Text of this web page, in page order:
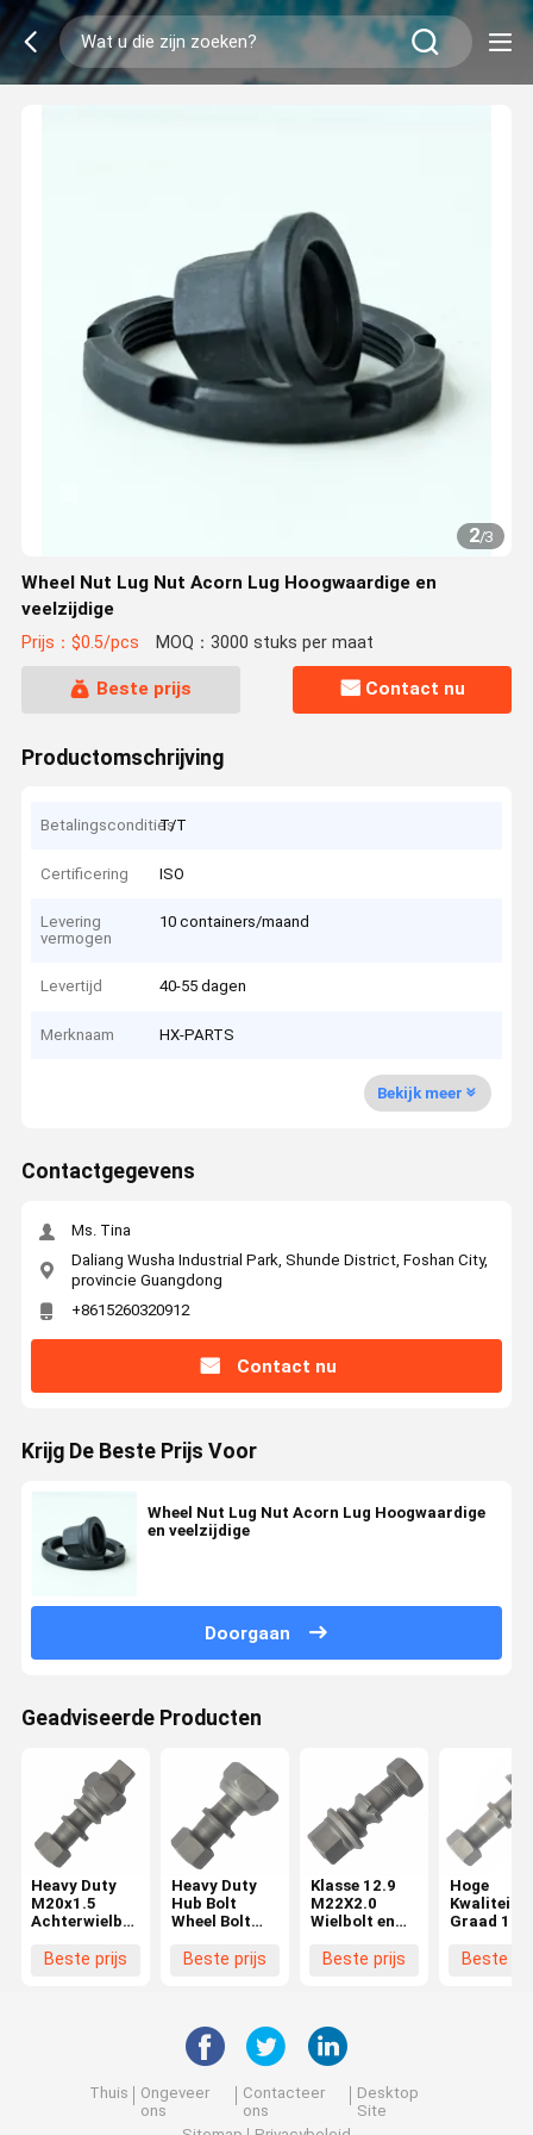
2/3
Wheel Nut Lug Nut Acorn Lug Hoogwaardige en
veelzijdige
Prijs：$0.5/pcs MOQ：3000 stuks per maat
Beste prijs Contact nu
Productomschrijving
Betalingscondities
T/T
Certificering ISO
Levering
vermogen
10 containers/maand
Levertijd 40-55 dagen
Merknaam HX-PARTS
Bekijk meer
Contactgegevens
Ms. Tina
Daliang Wusha Industrial Park, Shunde District, Foshan City,
provincie Guangdong
+8615260320912
Contact nu
Krijg De Beste Prijs Voor
Wheel Nut Lug Nut Acorn Lug Hoogwaardige
en veelzijdige
Doorgaan
Geadviseerde Producten
Heavy Duty
M20x1.5
Achterwielbout
FF/MA
Beste prijs
Heavy Duty
Hub Bolt
Wheel Bolt
FF/MA
Beste prijs
Klasse 12.9
M22X2.0
Wielbolt en
Truck
Beste prijs
Hoge
Kwaliteit
Graad 10.9
Wielbout
Beste
Thuis
Ongeveer
ons
Contacteer
ons
Desktop
Site